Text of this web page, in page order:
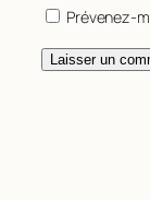
Prévenez-